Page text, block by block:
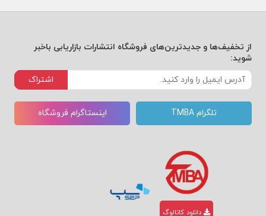
از تخفیف‌ها و جدیدترین‌های فروشگاه انتشارات بازاریابی باخبر
شوید:
اشتراک
تلگرام TMBA اینستاگرام فروشگاه
دانلود کاتالوگ